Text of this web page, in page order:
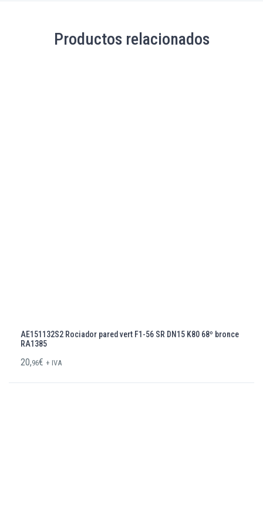
Productos relacionados
AE151132S2 Rociador pared vert F1-56 SR DN15 K80 68º bronce
RA1385
20,96€ + IVA